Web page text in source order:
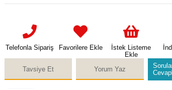
Telefonla Sipariş Favorilere Ekle
İstek Listeme
Ekle
Tavsiye Et Yorum Yaz